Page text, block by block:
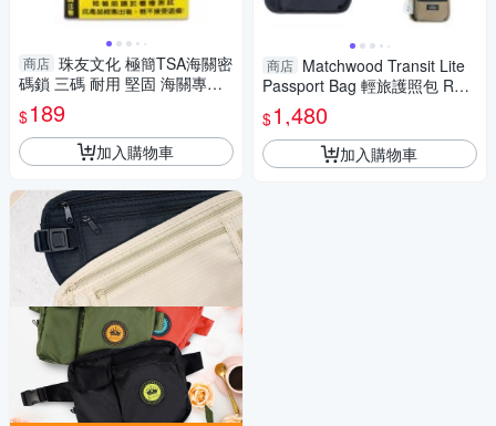
商店 珠友文化 極簡TSA海關密
碼鎖 三碼 耐用 堅固 海關專用
鎖孔 密碼鎖 旅行 外出 海關鎖
【愛買】
$189
加入購物車
商店 Matchwood Transit Lite
Passport Bag 輕旅護照包 RFI
D防盜刷 護照隨身小包-3色
$1,480
加入購物車